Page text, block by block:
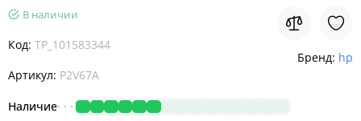
В наличии
Код: TP_101583344
Артикул: P2V67A
Наличие
Бренд: hp